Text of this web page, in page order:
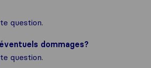
question.
dommages?
question.